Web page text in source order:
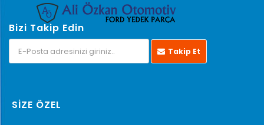
Bizi Takip Edin
Takip Et
SİZE ÖZEL